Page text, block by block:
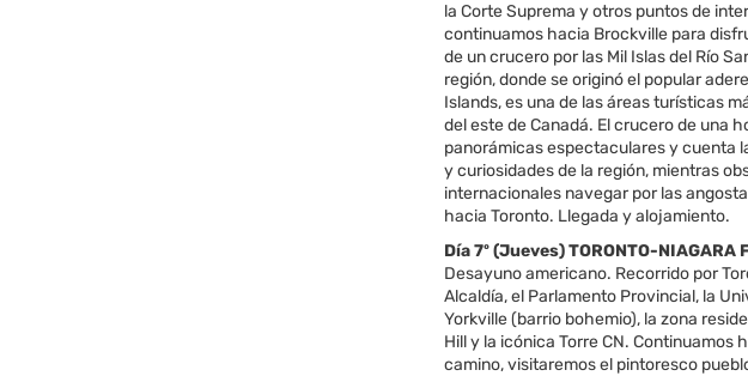
la Corte Suprema y otros puntos de
continuamos hacia Brockville para
de un crucero por las Mil Islas del Río
región, donde se originó el popular
Islands, es una de las áreas turísticas
del este de Canadá. El crucero de una
panorámicas espectaculares y cuenta
y curiosidades de la región, mientras
internacionales navegar por las
hacia Toronto. Llegada y alojamiento.
Día 7º (Jueves) TORONTO-NIAGARA
Desayuno americano. Recorrido por
Alcaldía, el Parlamento Provincial, la
Yorkville (barrio bohemio), la zona
Hill y la icónica Torre CN. Continuamos
camino, visitaremos el pintoresco